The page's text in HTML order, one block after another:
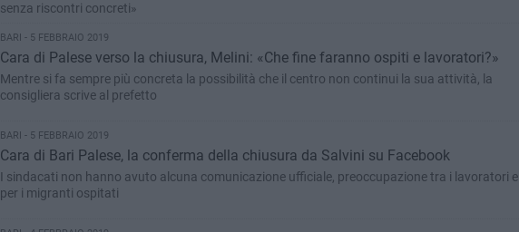
senza riscontri concreti»
BARI - 5 FEBBRAIO 2019
Cara di Palese verso la chiusura, Melini: «Che fine faranno ospiti e lavoratori?»
Mentre si fa sempre più concreta la possibilità che il centro non continui la sua attività, la
consigliera scrive al prefetto
BARI - 5 FEBBRAIO 2019
Cara di Bari Palese, la conferma della chiusura da Salvini su Facebook
I sindacati non hanno avuto alcuna comunicazione ufficiale, preoccupazione tra i lavoratori e
per i migranti ospitati